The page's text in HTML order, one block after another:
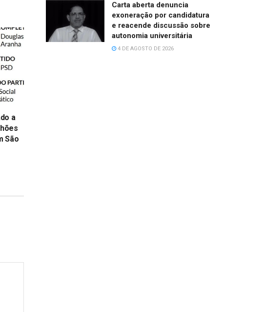
a
São
Carta aberta denuncia
exoneração por candidatura
e reacende discussão sobre
autonomia universitária
4 DE AGOSTO DE 2026